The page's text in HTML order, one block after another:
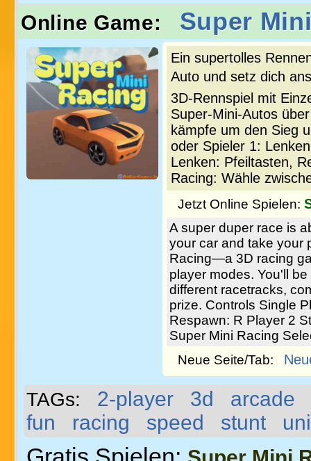
Online Game: Super
Ein supertolles
Auto und setz dich
3D-Rennspiel mit
Super-Mini-Autos
kämpfe um den Sieg
oder Spieler 1:
Lenken: Pfeiltasten,
Racing: Wähle
Jetzt Online Spielen:
A super duper race is
your car and take your
Racing—a 3D racing
player modes. You'll be
different racetracks,
prize. Controls Single
Respawn: R Player 2
Super Mini Racing
Neue Seite/Tab:
TAGs: 2-player 3d
arcade
fun
racing speed stunt